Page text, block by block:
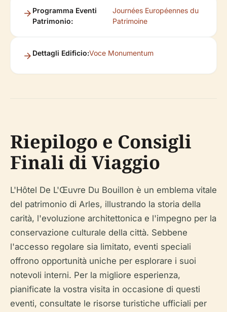
Programma Eventi
Patrimonio:
Journées Européennes du
Patrimoine
Dettagli Edificio:Voce Monumentum
Riepilogo e Consigli
Finali di Viaggio
L'Hôtel De L'Œuvre Du Bouillon è un emblema vitale
del patrimonio di Arles, illustrando la storia della
carità, l'evoluzione architettonica e l'impegno per la
conservazione culturale della città. Sebbene
l'accesso regolare sia limitato, eventi speciali
offrono opportunità uniche per esplorare i suoi
notevoli interni. Per la migliore esperienza,
pianificate la vostra visita in occasione di questi
eventi, consultate le risorse turistiche ufficiali per